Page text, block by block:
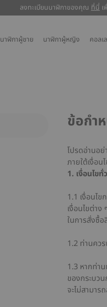
ลงทะเบียนนาฬิกาของคุณ ที่นี่
ลงทะเบียนนาฬิกาของคุณ ที่นี่
นาฬิกาผู้ชาย นาฬิกาผู้หญิง คอลเ
ข้อกำ
โปรดอ่านอ
ภายใต้เงื่อน
1. เงื่อนไขทั่
1.1 เงื่อนไ
เงื่อนไขต่า
ในการสั่งซื้
1.2 ท่านคว
1.3 หากท่า
ของกระบวน
จะไม่สามา